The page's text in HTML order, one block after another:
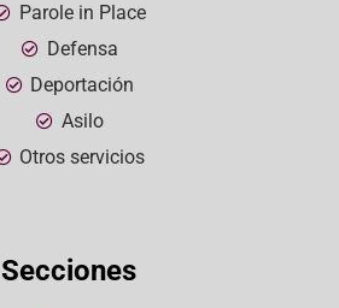
Parole in Place
Defensa
Deportación
Asilo
Otros servicios
Secciones